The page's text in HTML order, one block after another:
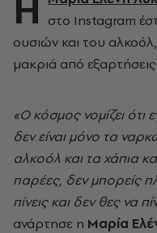
στο Instagram
ουσιών και του
μακριά από εξαρτήσεις.
«Ο κόσμος νομίζει
δεν είναι μόνο τα
αλκοόλ και τα χάπια
παρέες, δεν μπορείς
πίνεις και δεν θες να
ανάρτησε η Μαρία